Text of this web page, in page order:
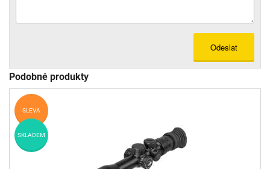
Odeslat
Podobné produkty
SLEVA
SKLADEM